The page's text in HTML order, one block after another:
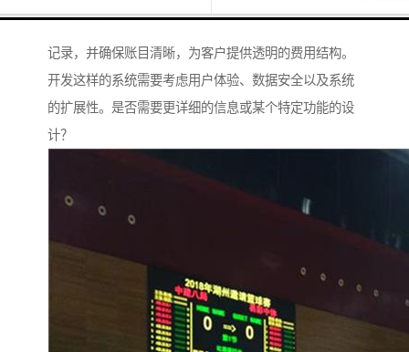
记录，并确保账目清晰，为客户提供透明的费用结构。
开发这样的系统需要考虑用户体验、数据安全以及系统
的扩展性。是否需要更详细的信息或某个特定功能的设
计？